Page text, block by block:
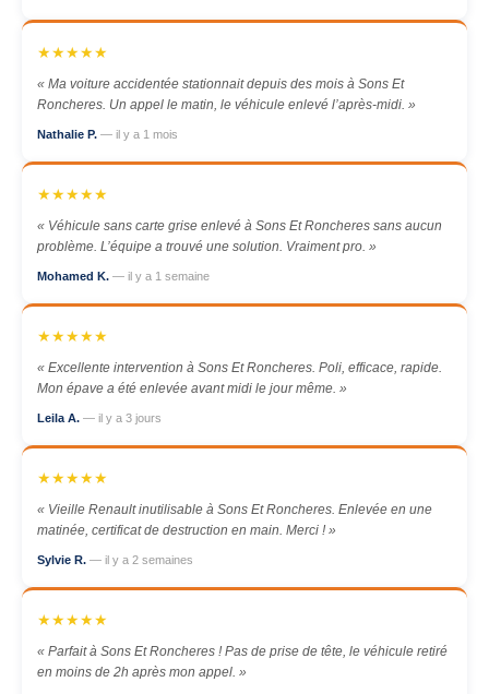
★★★★★
« Ma voiture accidentée stationnait depuis des mois à Sons Et
Roncheres. Un appel le matin, le véhicule enlevé l’après-midi. »
Nathalie P. — il y a 1 mois
★★★★★
« Véhicule sans carte grise enlevé à Sons Et Roncheres sans aucun
problème. L’équipe a trouvé une solution. Vraiment pro. »
Mohamed K. — il y a 1 semaine
★★★★★
« Excellente intervention à Sons Et Roncheres. Poli, efficace, rapide.
Mon épave a été enlevée avant midi le jour même. »
Leila A. — il y a 3 jours
★★★★★
« Vieille Renault inutilisable à Sons Et Roncheres. Enlevée en une
matinée, certificat de destruction en main. Merci ! »
Sylvie R. — il y a 2 semaines
★★★★★
« Parfait à Sons Et Roncheres ! Pas de prise de tête, le véhicule retiré
en moins de 2h après mon appel. »